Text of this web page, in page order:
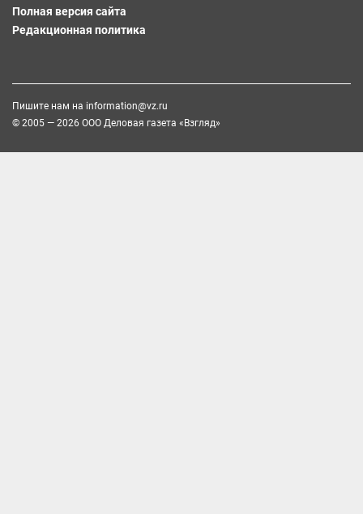
Полная версия сайта
Редакционная политика
Пишите нам на information@vz.ru
© 2005 — 2026 ООО Деловая газета «Взгляд»